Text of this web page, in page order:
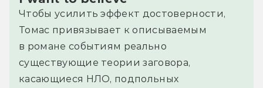
Чтобы усилить эффект достоверности,
Томас привязывает к описываемым
в романе событиям реально
существующие теории заговора,
касающиеся НЛО, подпольных